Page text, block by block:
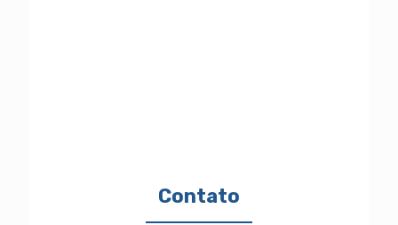
Contato